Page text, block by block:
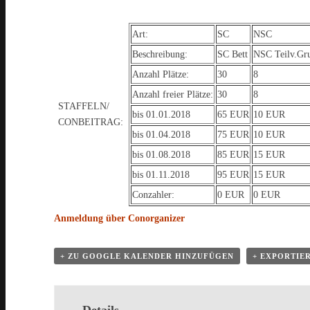
STAFFELN/
CONBEITRAG:
Art: SC
NSC
Beschreibung:
SC Bett NSC
Anzahl Plätze:
30
8
Anzahl freier Plätze: 30
8
bis 01.01.2018
65 EUR 10 EUR
bis 01.04.2018
75 EUR 10 EUR
bis 01.08.2018
85 EUR 15 EUR
bis 01.11.2018
95 EUR 15 EUR
Conzahler:
0 EUR 0 EUR
Anmeldung über Conorganizer
+ ZU GOOGLE KALENDER HINZUFÜGEN +